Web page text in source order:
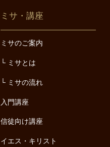
ミサ・講座
ミサのご案内
ミサとは
ミサの流れ
入門講座
信徒向け講座
イエス・キリスト